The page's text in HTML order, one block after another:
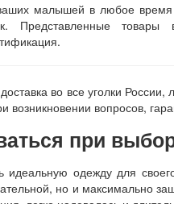
малышей в любое время
Представленные товары
во все уголки
возникновении вопросов,
при
идеальную одежду для
но и максимально